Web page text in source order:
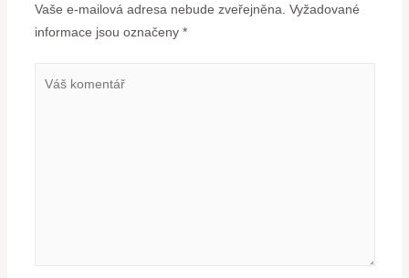
Vaše e-mailová adresa nebude zveřejněna. Vyžadované
informace jsou označeny *